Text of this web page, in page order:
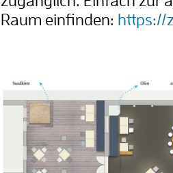
Raum einfinden: https://